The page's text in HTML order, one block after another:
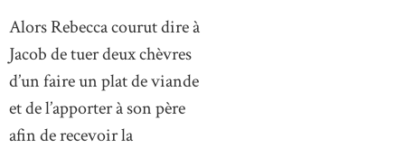
Alors Rebecca courut dire à
Jacob de tuer deux chèvres
d’un faire un plat de viande
et de l’apporter à son père
afin de recevoir la